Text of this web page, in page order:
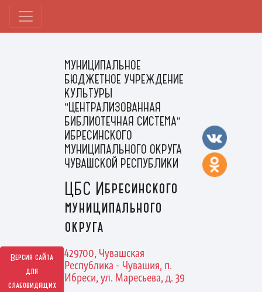
Версия сайта
для
слабовидящих
МУНИЦИПАЛЬНОЕ
БЮДЖЕТНОЕ УЧРЕЖДЕНИЕ
КУЛЬТУРЫ
"ЦЕНТРАЛИЗОВАННАЯ
БИБЛИОТЕЧНАЯ СИСТЕМА"
ИБРЕСИНСКОГО
МУНИЦИПАЛЬНОГО ОКРУГА
ЧУВАШСКОЙ РЕСПУБЛИКИ
ЦБС Ибресинского
муниципального
округа
429700, Чувашская
Республика - Чувашия, п.
Ибреси, ул. Маресьева, д. 39